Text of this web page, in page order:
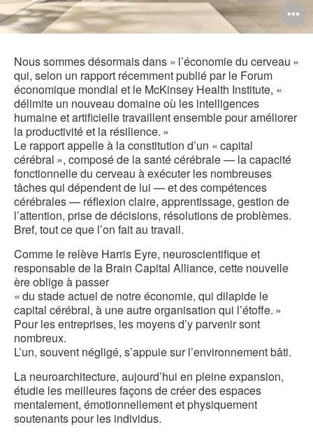
Nous sommes désormais dans « l’économie du cerveau »
qui, selon un rapport récemment publié par le Forum
économique mondial et le McKinsey Health Institute, «
délimite un nouveau domaine où les intelligences
humaine et artificielle travaillent ensemble pour améliorer
la productivité et la résilience. »
Le rapport appelle à la constitution d’un « capital
cérébral », composé de la santé cérébrale — la capacité
fonctionnelle du cerveau à exécuter les nombreuses
tâches qui dépendent de lui — et des compétences
cérébrales — réflexion claire, apprentissage, gestion de
l’attention, prise de décisions, résolutions de problèmes.
Bref, tout ce que l’on fait au travail.
Comme le relève Harris Eyre, neuroscientifique et
responsable de la Brain Capital Alliance, cette nouvelle
ère oblige à passer
« du stade actuel de notre économie, qui dilapide le
capital cérébral, à une autre organisation qui l’étoffe. »
Pour les entreprises, les moyens d’y parvenir sont
nombreux.
L’un, souvent négligé, s’appuie sur l’environnement bâti.
La neuroarchitecture, aujourd’hui en pleine expansion,
étudie les meilleures façons de créer des espaces
mentalement, émotionnellement et physiquement
soutenants pour les individus.